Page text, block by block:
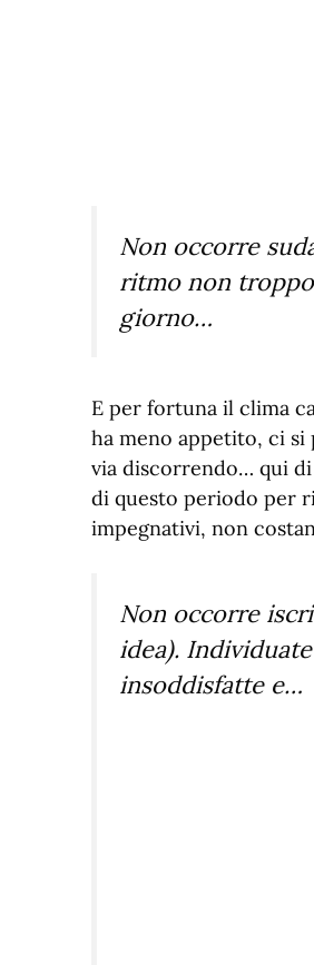
Non occorre
ritmo non troppo
giorno…
E per fortuna il clima
ha meno appetito, ci si
via discorrendo… qui
di questo periodo per
impegnativi, non
Non occorre
idea).
insoddisfatte e…